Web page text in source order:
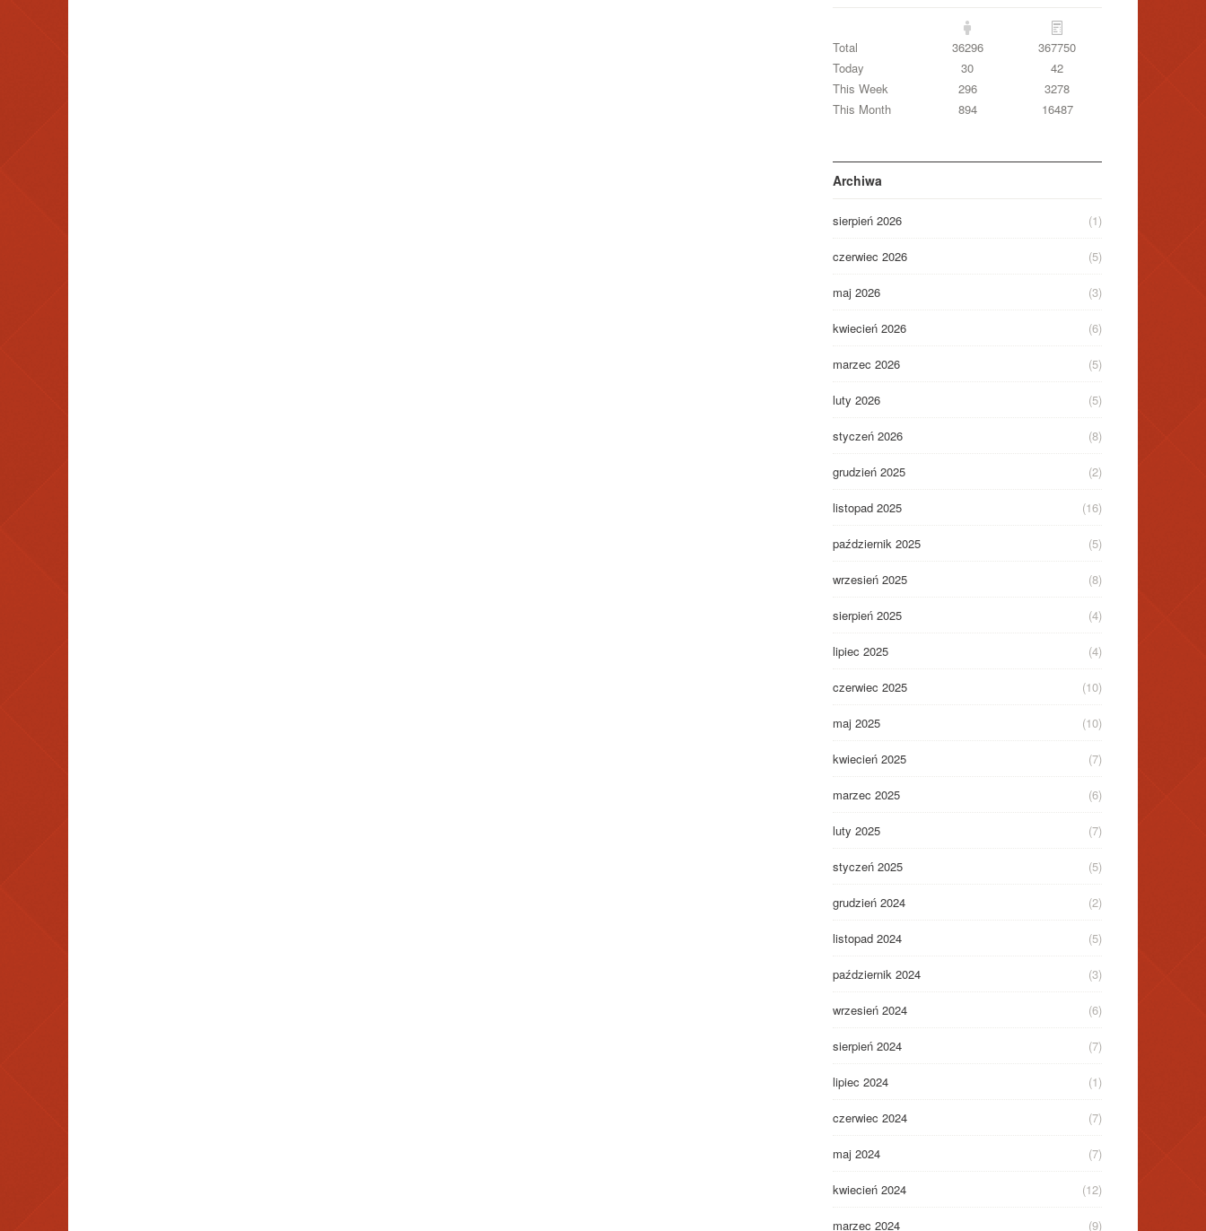
Total 36296
367750
Today
30
42
This Week
296
3278
This Month
894 16487
Archiwa
sierpień 2026 (1)
czerwiec 2026 (5)
maj 2026 (3)
kwiecień 2026 (6)
marzec 2026 (5)
luty 2026 (5)
styczeń 2026 (8)
grudzień 2025 (2)
listopad 2025 (16)
październik 2025 (5)
wrzesień 2025 (8)
sierpień 2025 (4)
lipiec 2025 (4)
czerwiec 2025 (10)
maj 2025 (10)
kwiecień 2025 (7)
marzec 2025 (6)
luty 2025 (7)
styczeń 2025 (5)
grudzień 2024 (2)
listopad 2024 (5)
październik 2024 (3)
wrzesień 2024 (6)
sierpień 2024 (7)
lipiec 2024 (1)
czerwiec 2024 (7)
maj 2024 (7)
kwiecień 2024 (12)
marzec 2024 (9)